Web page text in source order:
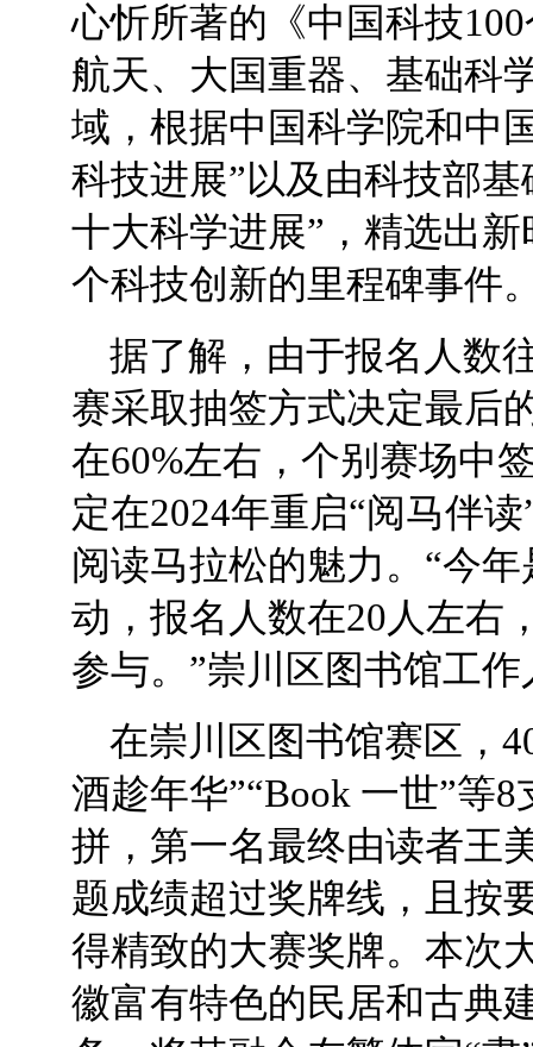
心忻所著的《中国科技
航天、大国重器、基础科
域，根据中国科学院和中
科技进展”以及由科技部
十大科学进展”，精选出
个科技创新的里程碑事件
据了解，由于报名人数
赛采取抽签方式决定最后
在60%左右，个别赛场中
定在2024年重启“阅马伴
阅读马拉松的魅力。“今
动，报名人数在20人左右
参与。”崇川区图书馆工
在崇川区图书馆赛区，
酒趁年华”“Book 一世”等
拼，第一名最终由读者王
题成绩超过奖牌线，且按
得精致的大赛奖牌。本次
徽富有特色的民居和古典